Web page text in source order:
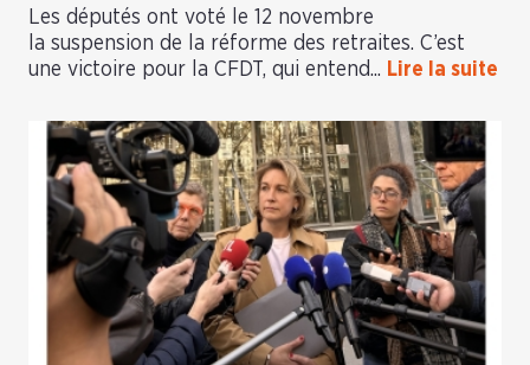
Les députés ont voté le 12 novembre
la suspension de la réforme des retraites. C’est
une victoire pour la CFDT, qui entend... Lire la suite